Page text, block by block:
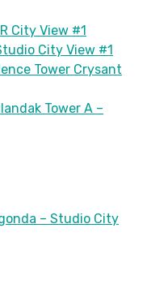
City View #1
City View #1
Tower Crysant
Tower A –
– Studio City